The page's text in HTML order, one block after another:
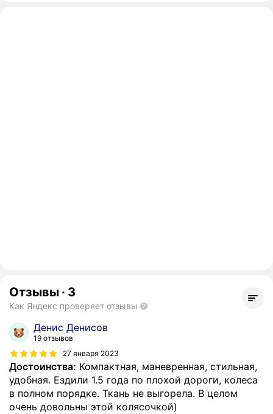
Отзывы · 3
Как Яндекс проверяет отзывы
Денис Денисов
19 отзывов
27 января 2023
Достоинства: Компактная, маневренная, стильная,
удобная. Ездили 1.5 года по плохой дороги, колеса
в полном порядке. Ткань не выгорела. В целом
очень довольны этой колясочкой)